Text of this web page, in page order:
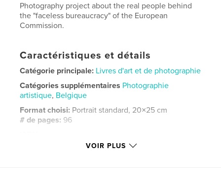
Photography project about the real people behind
the "faceless bureaucracy" of the European
Commission.
Caractéristiques et détails
Catégorie principale: Livres d'art et de photographie
Catégories supplémentaires Photographie
artistique, Belgique
Format choisi: Portrait standard, 20×25 cm
# de pages: 96
Couverture souple: 9780464624875
VOIR PLUS